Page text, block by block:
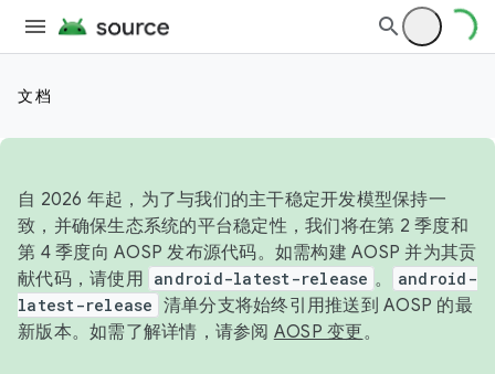
文档
自 2026 年起，为了与我们的主干稳定开发模型保持一
致，并确保生态系统的平台稳定性，我们将在第 2 季度和
第 4 季度向 AOSP 发布源代码。如需构建 AOSP 并为其贡
献代码，请使用 android-latest-release 。
android-
latest-release 清单分支将始终引用推送到 AOSP 的最
新版本。如需了解详情，请参阅 AOSP 变更。